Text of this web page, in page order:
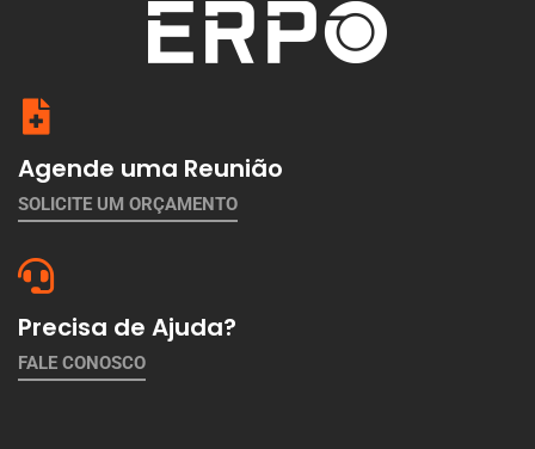
Agende uma Reunião
SOLICITE UM ORÇAMENTO
Precisa de Ajuda?
FALE CONOSCO